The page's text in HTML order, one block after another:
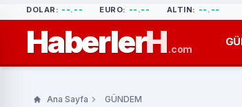
DOLAR: --.-- EURO: --.-- ALTIN: --.--
HaberlerH.com
Ana Sayfa GÜNDEM